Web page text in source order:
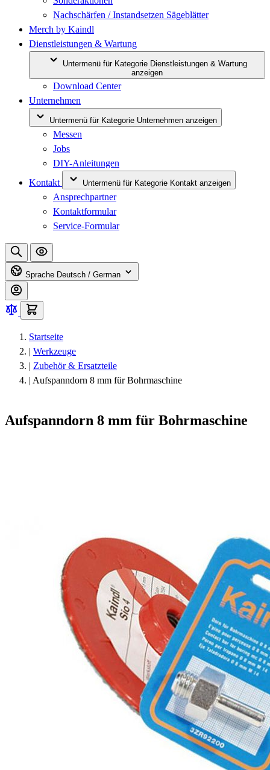
Nachschärfen / Instandsetzen Sägeblätter
Merch by Kaindl
Dienstleistungen & Wartung
Untermenü für Kategorie Dienstleistungen & Wartung
anzeigen
Download Center
Unternehmen
Untermenü für Kategorie Unternehmen anzeigen
Messen
Jobs
DIY-Anleitungen
Kontakt
Untermenü für Kategorie Kontakt anzeigen
Ansprechpartner
Kontaktformular
Service-Formular
Sprache Deutsch / German
Startseite
| Werkzeuge
| Zubehör & Ersatzteile
| Aufspanndorn 8 mm für Bohrmaschine
Aufspanndorn 8 mm für Bohrmaschine